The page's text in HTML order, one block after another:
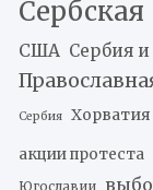
Сербская
США Сербия
Сербия Хорватия
акции протеста
Югославии